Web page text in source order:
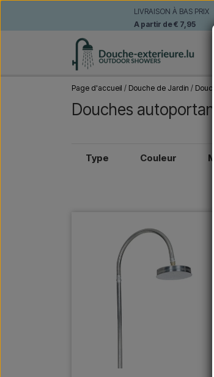
LIVRAISON À BAS PRIX
A partir de € 7,95
Page d'accueil Douche de Jardin
Douches
Type Couleur